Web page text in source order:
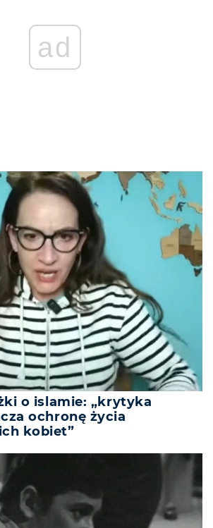
ad
o islamie: „krytyka
ochronę życia
kobiet”